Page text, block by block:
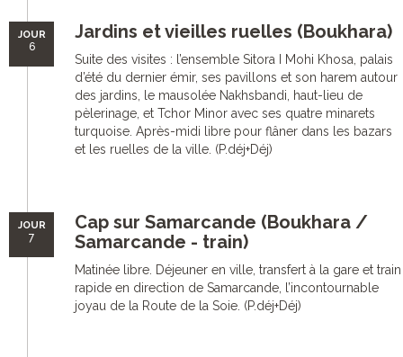
JOUR
6
Jardins et vieilles ruelles (Boukhara)
Suite des visites : l’ensemble Sitora I Mohi Khosa, palais
d’été du dernier émir, ses pavillons et son harem autour
des jardins, le mausolée Nakhsbandi, haut-lieu de
pèlerinage, et Tchor Minor avec ses quatre minarets
turquoise. Après-midi libre pour flâner dans les bazars
et les ruelles de la ville. (P.déj+Déj)
JOUR
7
Cap sur Samarcande (Boukhara /
Samarcande - train)
Matinée libre. Déjeuner en ville, transfert à la gare et train
rapide en direction de Samarcande, l’incontournable
joyau de la Route de la Soie. (P.déj+Déj)